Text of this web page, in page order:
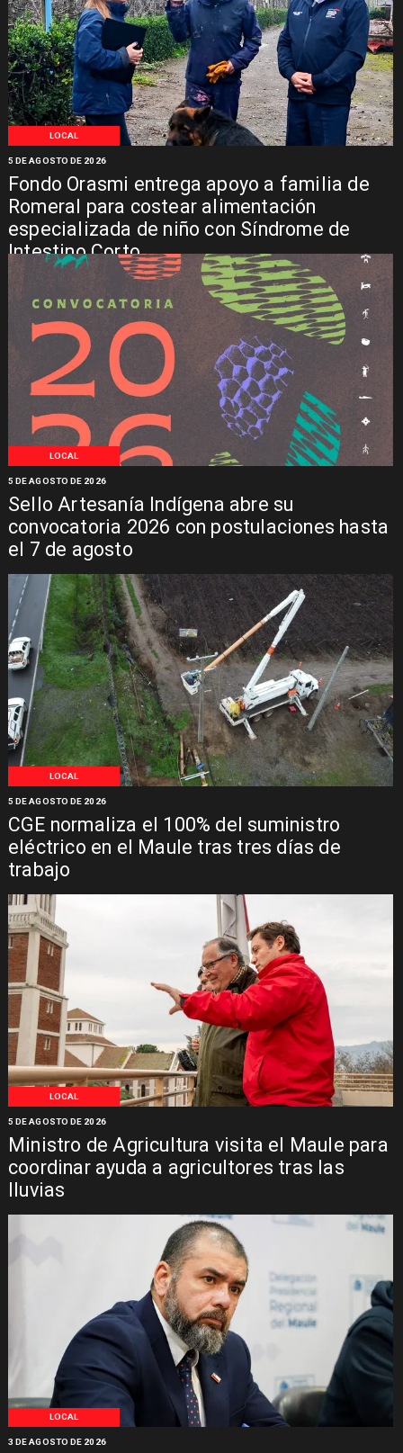
LOCAL
Fondo Orasmi entrega apoyo a familia de
Romeral para costear alimentación
especializada de niño con Síndrome de
Intestino Corto
5 DE AGOSTO DE 2026
LOCAL
Sello Artesanía Indígena abre su
convocatoria 2026 con postulaciones hasta
el 7 de agosto
5 DE AGOSTO DE 2026
LOCAL
CGE normaliza el 100% del suministro
eléctrico en el Maule tras tres días de
trabajo
5 DE AGOSTO DE 2026
LOCAL
Ministro de Agricultura visita el Maule para
coordinar ayuda a agricultores tras las
lluvias
5 DE AGOSTO DE 2026
LOCAL
3 DE AGOSTO DE 2026